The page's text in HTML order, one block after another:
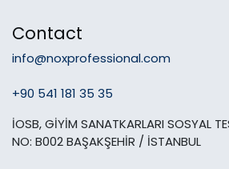
Contact
info@noxprofessional.com
+90 541 181 35 35
İOSB, GİYİM SANATKARLARI SOSYAL
NO: B002 BAŞAKŞEHİR / İSTANBUL